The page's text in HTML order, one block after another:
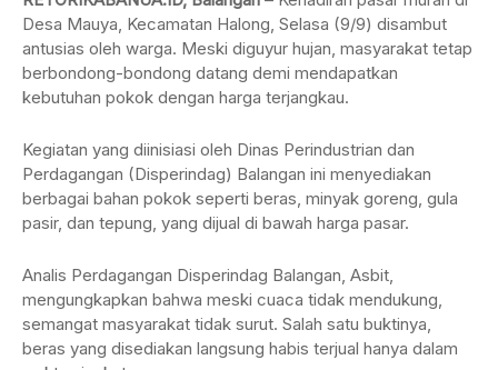
Desa Mauya, Kecamatan Halong, Selasa (9/9) disambut
antusias oleh warga. Meski diguyur hujan, masyarakat tetap
berbondong-bondong datang demi mendapatkan
kebutuhan pokok dengan harga terjangkau.
Kegiatan yang diinisiasi oleh Dinas Perindustrian dan
Perdagangan (Disperindag) Balangan ini menyediakan
berbagai bahan pokok seperti beras, minyak goreng, gula
pasir, dan tepung, yang dijual di bawah harga pasar.
Analis Perdagangan Disperindag Balangan, Asbit,
mengungkapkan bahwa meski cuaca tidak mendukung,
semangat masyarakat tidak surut. Salah satu buktinya,
beras yang disediakan langsung habis terjual hanya dalam